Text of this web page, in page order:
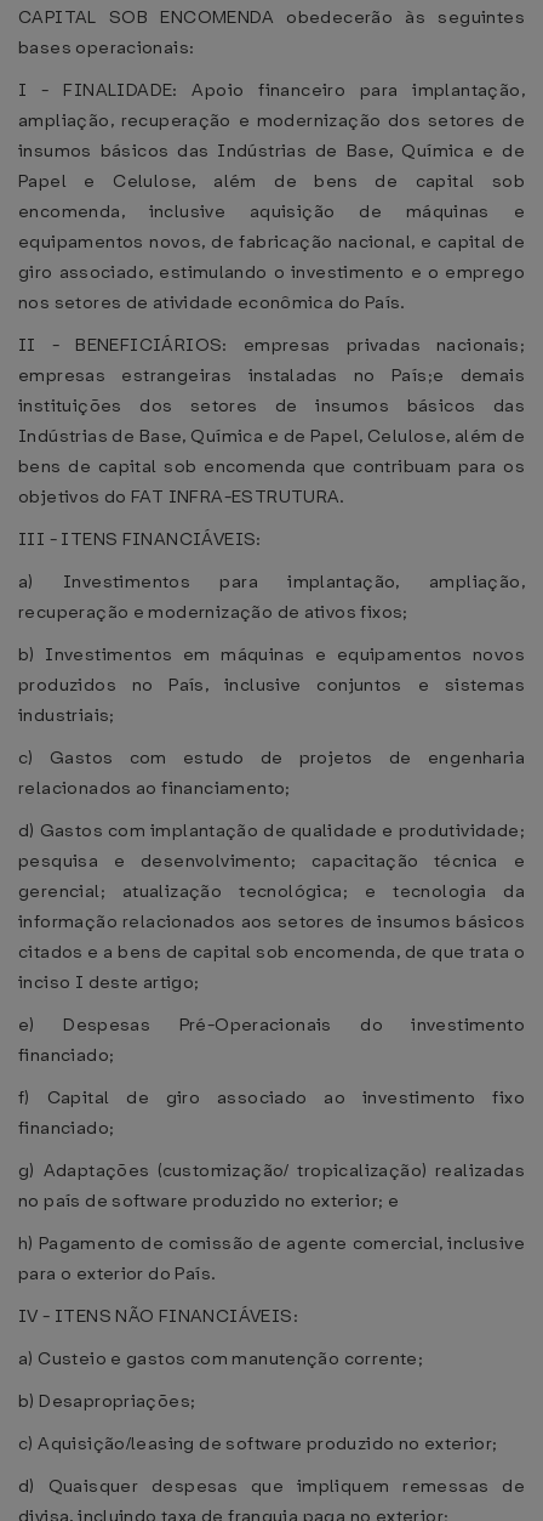
CAPITAL SOB ENCOMENDA obedecerão às seguintes
bases operacionais:
I - FINALIDADE: Apoio financeiro para implantação,
ampliação, recuperação e modernização dos setores de
insumos básicos das Indústrias de Base, Química e de
Papel e Celulose, além de bens de capital sob
encomenda, inclusive aquisição de máquinas e
equipamentos novos, de fabricação nacional, e capital de
giro associado, estimulando o investimento e o emprego
nos setores de atividade econômica do País.
II - BENEFICIÁRIOS: empresas privadas nacionais;
empresas estrangeiras instaladas no País;e demais
instituições dos setores de insumos básicos das
Indústrias de Base, Química e de Papel, Celulose, além de
bens de capital sob encomenda que contribuam para os
objetivos do FAT INFRA-ESTRUTURA.
III - ITENS FINANCIÁVEIS:
a) Investimentos para implantação, ampliação,
recuperação e modernização de ativos fixos;
b) Investimentos em máquinas e equipamentos novos
produzidos no País, inclusive conjuntos e sistemas
industriais;
c) Gastos com estudo de projetos de engenharia
relacionados ao financiamento;
d) Gastos com implantação de qualidade e produtividade;
pesquisa e desenvolvimento; capacitação técnica e
gerencial; atualização tecnológica; e tecnologia da
informação relacionados aos setores de insumos básicos
citados e a bens de capital sob encomenda, de que trata o
inciso I deste artigo;
e) Despesas Pré-Operacionais do investimento
financiado;
f) Capital de giro associado ao investimento fixo
financiado;
g) Adaptações (customização/ tropicalização) realizadas
no país de software produzido no exterior; e
h) Pagamento de comissão de agente comercial, inclusive
para o exterior do País.
IV - ITENS NÃO FINANCIÁVEIS:
a) Custeio e gastos com manutenção corrente;
b) Desapropriações;
c) Aquisição/leasing de software produzido no exterior;
d) Quaisquer despesas que impliquem remessas de
divisa, incluindo taxa de franquia paga no exterior;